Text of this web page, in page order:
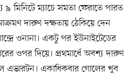
মিনিটে ম্যাচে সমতা ফেরাতে পারত
দারুণ দক্ষতায় ঠেকিয়ে দেন
ওনানা। একটু পর ইউনাইটেডের
ওপর দিয়ে। প্রথমার্ধে অবশ্য দারুণ
এভারটন। একাধিকবার গোলের খুব